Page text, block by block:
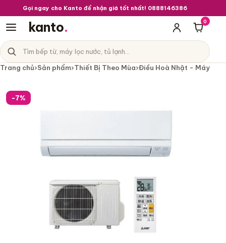
Gọi ngay cho Kanto để nhận giá tốt nhất! 0888146386
kanto.
Tìm sản phẩm
Danh mục sản phẩm
Giỏ
0
Điều hoà Mitsubishi MSZ-GV4024S
Trang chủ›Sản phẩm›Thiết Bị Theo Mùa›Điều Hoà Nhật - Máy
-7%